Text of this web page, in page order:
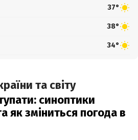
37°
38°
34°
та світу
синоптики
як зміниться погода в